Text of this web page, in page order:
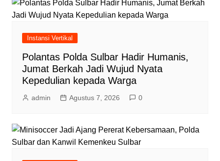
Instansi Vertikal
Polantas Polda Sulbar Hadir Humanis,
Jumat Berkah Jadi Wujud Nyata
Kepedulian kepada Warga
admin Agustus 7, 2026 0